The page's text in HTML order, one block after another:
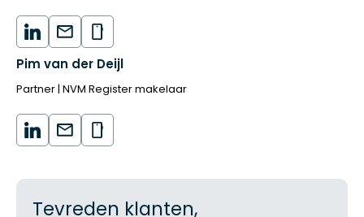
Pim van der Deijl
Partner | NVM Register makelaar
Tevreden klanten,